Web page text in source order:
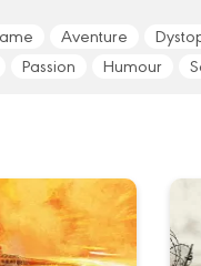
Aventure
Passion Humour